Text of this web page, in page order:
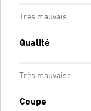
Très mauvais
Qualité
Très mauvaise
Coupe